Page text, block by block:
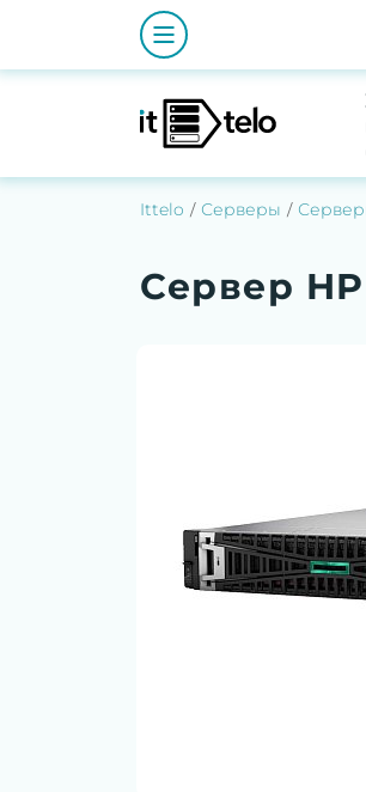
Ittelo Серверы
Сервер